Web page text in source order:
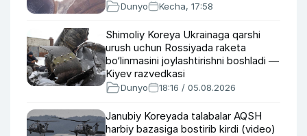
Dunyo Kecha, 17:58
Shimoliy Koreya Ukrainaga qarshi
urush uchun Rossiyada raketa
bo‘linmasini joylashtirishni boshladi —
Kiyev razvedkasi
Dunyo 18:16 / 05.08.2026
Janubiy Koreyada talabalar AQSH
harbiy bazasiga bostirib kirdi (video)